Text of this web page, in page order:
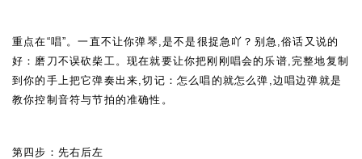
重点在“唱”。一直不让你弹琴,是不是很捉急吖？别急,俗话又说的
好：磨刀不误砍柴工。现在就要让你把刚刚唱会的乐谱,完整地复制
到你的手上把它弹奏出来,切记：怎么唱的就怎么弹,边唱边弹就是
教你控制音符与节拍的准确性。
第四步：先右后左